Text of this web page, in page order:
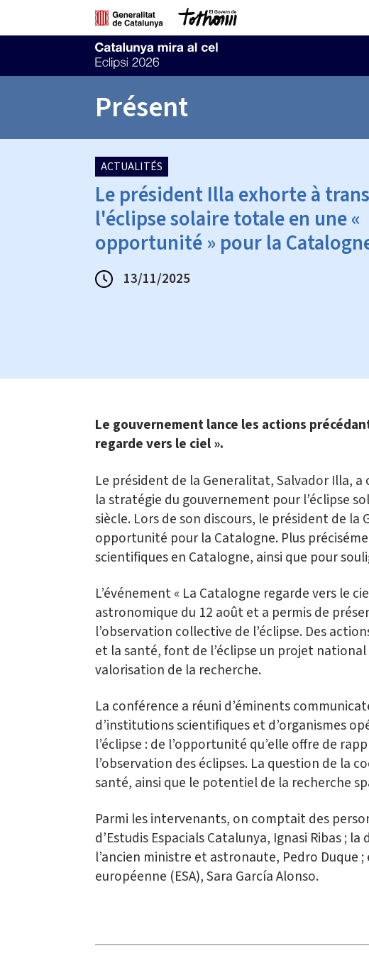
Présent
ACTUALITÉS
Le président Illa exhorte à
l'éclipse solaire totale en une «
opportunité » pour la
13/11/2025
Le gouvernement lance les actions
regarde vers le ciel ».
Le président de la Generalitat, Salvador Illa,
la stratégie du gouvernement pour l’éclipse
siècle. Lors de son discours, le président de
opportunité pour la Catalogne. Plus
scientifiques en Catalogne, ainsi que pour
L’événement « La Catalogne regarde vers le
astronomique du 12 août et a permis de
l’observation collective de l’éclipse. Des
et la santé, font de l’éclipse un projet
valorisation de la recherche.
La conférence a réuni d’éminents
d’institutions scientifiques et d’organismes
l’éclipse : de l’opportunité qu’elle offre de
l’observation des éclipses. La question de la
santé, ainsi que le potentiel de la recherche
Parmi les intervenants, on comptait des
d’Estudis Espacials Catalunya, Ignasi Ribas ;
l’ancien ministre et astronaute, Pedro Duque
européenne (ESA), Sara García Alonso.